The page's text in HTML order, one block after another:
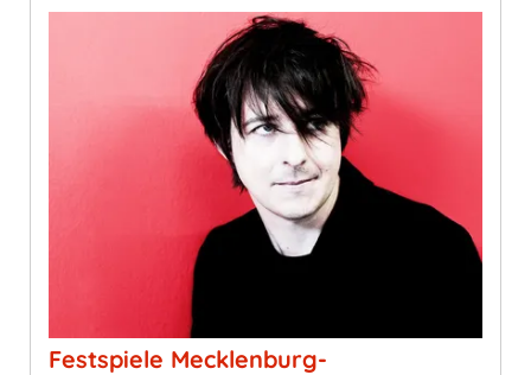
Festspiele Mecklenburg-